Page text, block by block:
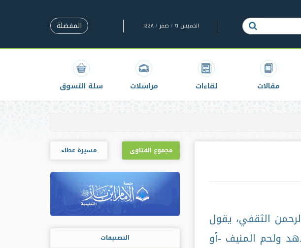
الخميس ٢١ / صفر / ١٤٤٨ المفضلة
مقالات لقاءات مراسلات سلة التسوق
الثقفي، يقول
ولحم المنيف -أو
مجموع الفتاوى مسيرة عطاء
التصنيفات